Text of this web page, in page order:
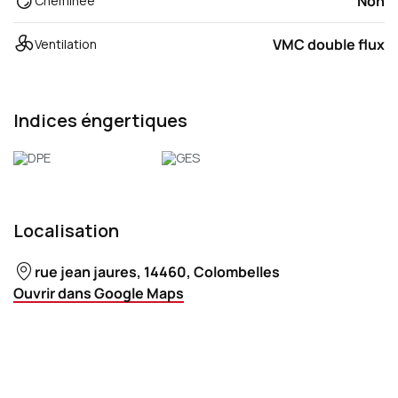
Ventilation VMC double flux
Indices éngertiques
Localisation
rue jean jaures, 14460, Colombelles
Ouvrir dans Google Maps